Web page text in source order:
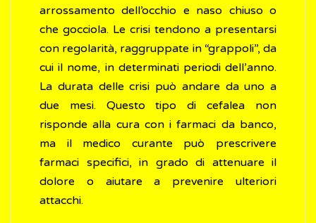
arrossamento dell’occhio e naso chiuso o
che gocciola. Le crisi tendono a presentarsi
con regolarità, raggruppate in “grappoli”, da
cui il nome, in determinati periodi dell’anno.
La durata delle crisi può andare da uno a
due mesi. Questo tipo di cefalea non
risponde alla cura con i farmaci da banco,
ma il medico curante può prescrivere
farmaci specifici, in grado di attenuare il
dolore o aiutare a prevenire ulteriori
attacchi.